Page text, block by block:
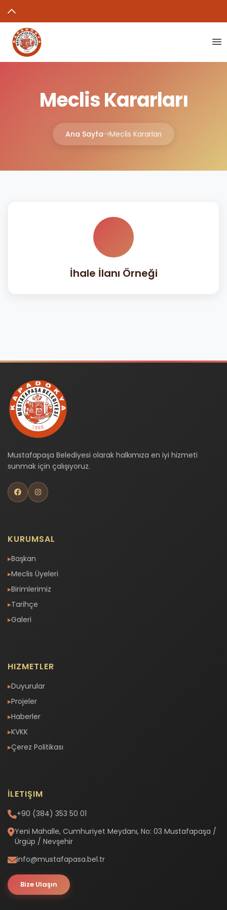
Meclis Kararları
Ana Sayfa Meclis Kararları
İhale İlanı Örneği
Mustafapaşa Belediyesi olarak halkımıza en iyi hizmeti
sunmak için çalışıyoruz.
KURUMSAL
Başkan
Meclis Üyeleri
Birimlerimiz
Tarihçe
Galeri
HIZMETLER
Duyurular
Projeler
Haberler
KVKK
Çerez Politikası
İLETIŞIM
+90 (384) 353 50 01
Yeni Mahalle, Cumhuriyet Meydanı, No: 03 Mustafapaşa /
Ürgüp / Nevşehir
info@mustafapasa.bel.tr
Bize Ulaşın